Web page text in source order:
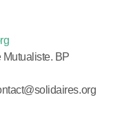
BP